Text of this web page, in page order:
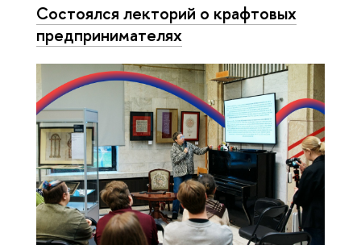
Состоялся лекторий о крафтовых
предпринимателях